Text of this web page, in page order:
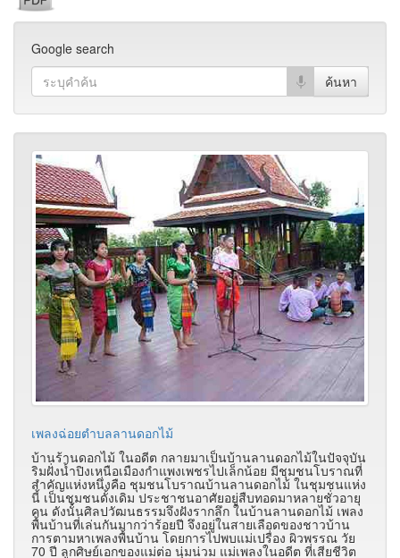
Google search
เพลงฉ่อยตำบลลานดอกไม้
บ้านร้านดอกไม้ ในอดีต กลายมาเป็นบ้านลานดอกไม้ในปัจจุบัน
ริมฝั่งน้ำปิงเหนือเมืองกำแพงเพชรไปเล็กน้อย มีชุมชนโบราณที่
สำคัญแห่งหนึ่งคือ ชุมชนโบราณบ้านลานดอกไม้ ในชุมชนแห่ง
นี้ เป็นชุมชนดั้งเดิม ประชาชนอาศัยอยู่สืบทอดมาหลายชั่วอายุ
คน ดังนั้นศิลปวัฒนธรรมจึงฝังรากลึก ในบ้านลานดอกไม้ เพลง
พื้นบ้านที่เล่นกันมากว่าร้อยปี จึงอยู่ในสายเลือดของชาวบ้าน
การตามหาเพลงพื้นบ้าน โดยการไปพบแม่เปรื่อง ผิวพรรณ วัย
70 ปี ลูกศิษย์เอกของแม่ต่อ นุ่มน่วม แม่เพลงในอดีต ที่เสียชีวิต